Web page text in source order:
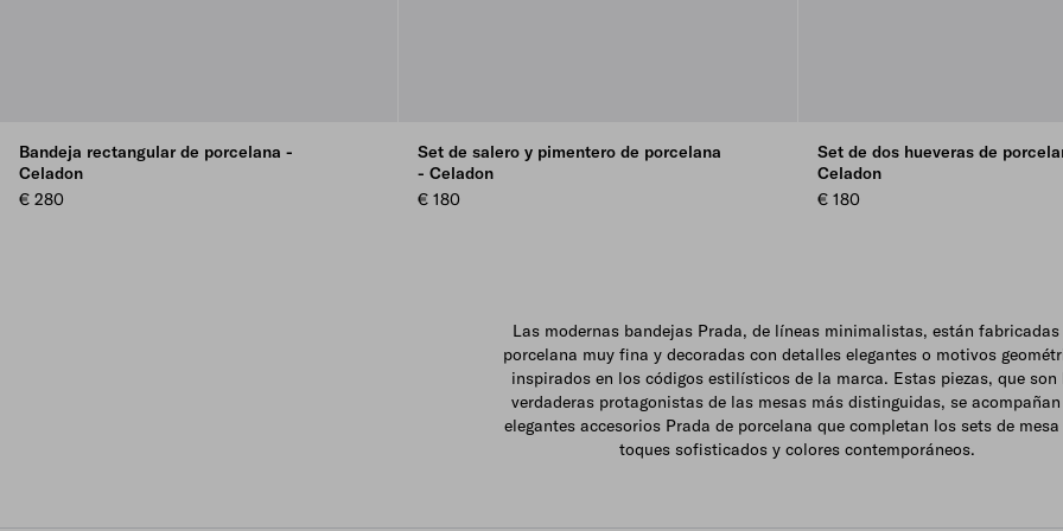
Bandeja rectangular de porcelana -
Celadon
€ 280
Set de salero y pimentero de porcelana
- Celadon
€ 180
Set de dos hueveras de
Celadon
€ 180
Las modernas bandejas Prada, de líneas minimalistas, están fabricadas
porcelana muy fina y decoradas con detalles elegantes o motivos
inspirados en los códigos estilísticos de la marca. Estas piezas, que son
verdaderas protagonistas de las mesas más distinguidas, se
elegantes accesorios Prada de porcelana que completan los sets de mesa
toques sofisticados y colores contemporáneos.